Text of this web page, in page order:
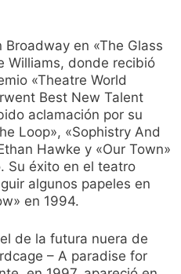
en «The Glass
Williams, donde recibió
«Theatre World
Best New Talent
aclamación por su
Loop», «Sophistry And
Hawke y «Our Town»
Su éxito en el teatro
algunos papeles en
en 1994.
de la futura nuera de
– A paradise for